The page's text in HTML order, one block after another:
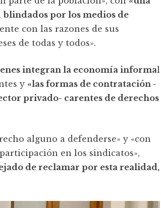
blindados por los medios de
con las razones de sus
de todas y todos».
integran la economía informal
y «las formas de contratación -
privado- carentes de derechos
alguno a defenderse» y «con
en los sindicatos»,
de reclamar por esta realidad,